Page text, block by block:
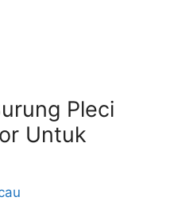
Pleci
Untuk